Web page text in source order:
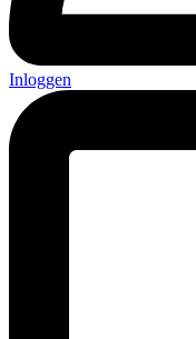
Inloggen